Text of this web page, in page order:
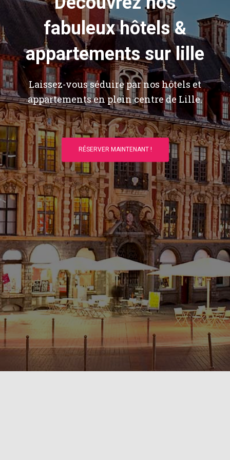
fabuleux hôtels &
appartements sur lille
Laissez-vous séduire par nos hôtels et
appartements en plein centre de Lille.
RÉSERVER MAINTENANT !